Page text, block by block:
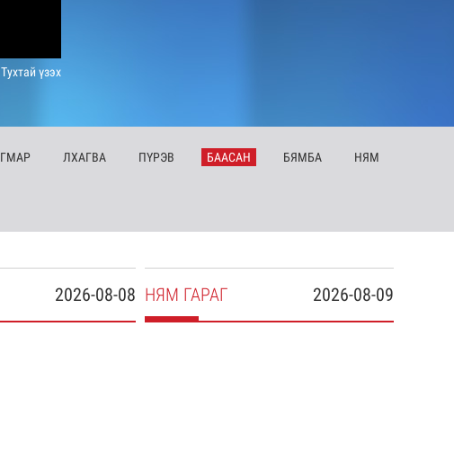
Тухтай үзэх
ГМАР ЛХАГВА ПҮРЭВ БААСАН БЯМБА НЯМ
2026-08-08 2026-08-09
НЯМ ГАРАГ